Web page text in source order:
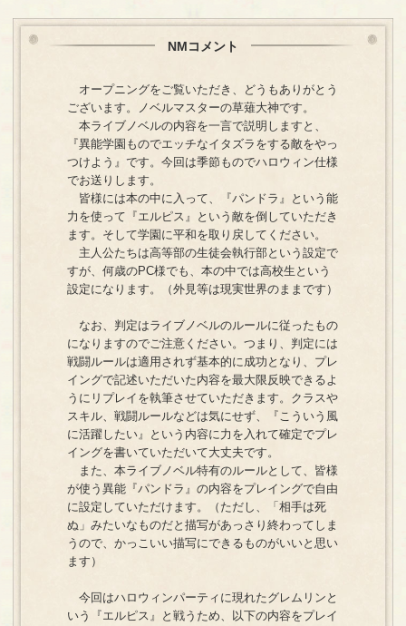
NMコメント
オープニングをご覧いただき、どうもありがとう
ございます。ノベルマスターの草薙大神です。
本ライブノベルの内容を一言で説明しますと、
『異能学園ものでエッチなイタズラをする敵をやっ
つけよう』です。今回は季節ものでハロウィン仕様
でお送りします。
皆様には本の中に入って、『パンドラ』という能
力を使って『エルピス』という敵を倒していただき
ます。そして学園に平和を取り戻してください。
主人公たちは高等部の生徒会執行部という設定で
すが、何歳のPC様でも、本の中では高校生という
設定になります。（外見等は現実世界のままです）
なお、判定はライブノベルのルールに従ったもの
になりますのでご注意ください。つまり、判定には
戦闘ルールは適用されず基本的に成功となり、プレ
イングで記述いただいた内容を最大限反映できるよ
うにリプレイを執筆させていただきます。クラスや
スキル、戦闘ルールなどは気にせず、『こういう風
に活躍したい』という内容に力を入れて確定でプレ
イングを書いていただいて大丈夫です。
また、本ライブノベル特有のルールとして、皆様
が使う異能『パンドラ』の内容をプレイングで自由
に設定していただけます。（ただし、「相手は死
ぬ」みたいなものだと描写があっさり終わってしま
うので、かっこいい描写にできるものがいいと思い
ます）
今回はハロウィンパーティに現れたグレムリンと
いう『エルピス』と戦うため、以下の内容をプレイ